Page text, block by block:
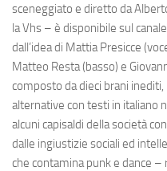
sceneggiato e diretto da
laVhs – è disponibile sul
dall’idea di Mattia Presicce
Matteo Resta (basso) e
composto da dieci brani
alternative con testi in italiano
alcuni capisaldi della società
dalle ingiustizie sociali ed
che contamina punk e dance –